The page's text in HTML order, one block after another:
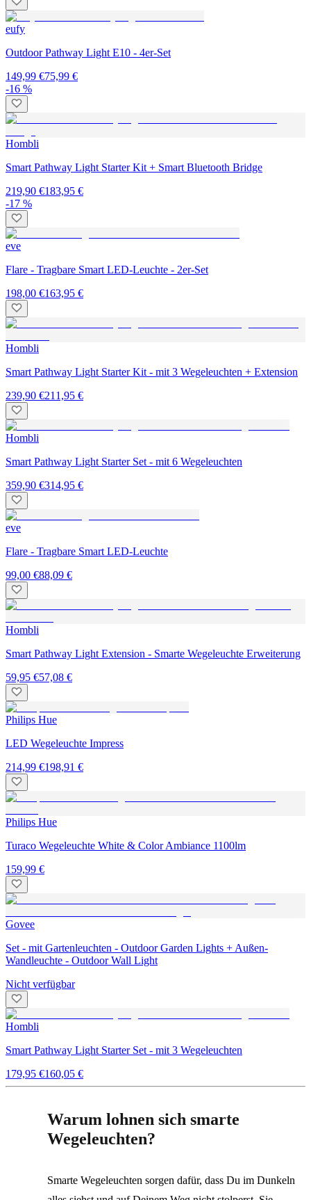
eufy
Outdoor Pathway Light E10 - 4er-Set
149,99 €75,99 €
-16 %
Hombli
Smart Pathway Light Starter Kit + Smart Bluetooth Bridge
219,90 €183,95 €
-17 %
eve
Flare - Tragbare Smart LED-Leuchte - 2er-Set
198,00 €163,95 €
Hombli
Smart Pathway Light Starter Kit - mit 3 Wegeleuchten + Extension
239,90 €211,95 €
Hombli
Smart Pathway Light Starter Set - mit 6 Wegeleuchten
359,90 €314,95 €
eve
Flare - Tragbare Smart LED-Leuchte
99,00 €88,09 €
Hombli
Smart Pathway Light Extension - Smarte Wegeleuchte Erweiterung
59,95 €57,08 €
Philips Hue
LED Wegeleuchte Impress
214,99 €198,91 €
Philips Hue
Turaco Wegeleuchte White & Color Ambiance 1100lm
159,99 €
Govee
Set - mit Gartenleuchten - Outdoor Garden Lights + Außen-
Wandleuchte - Outdoor Wall Light
Nicht verfügbar
Hombli
Smart Pathway Light Starter Set - mit 3 Wegeleuchten
179,95 €160,05 €
Warum lohnen sich smarte
Wegeleuchten?
Smarte Wegeleuchten sorgen dafür, dass Du im Dunkeln